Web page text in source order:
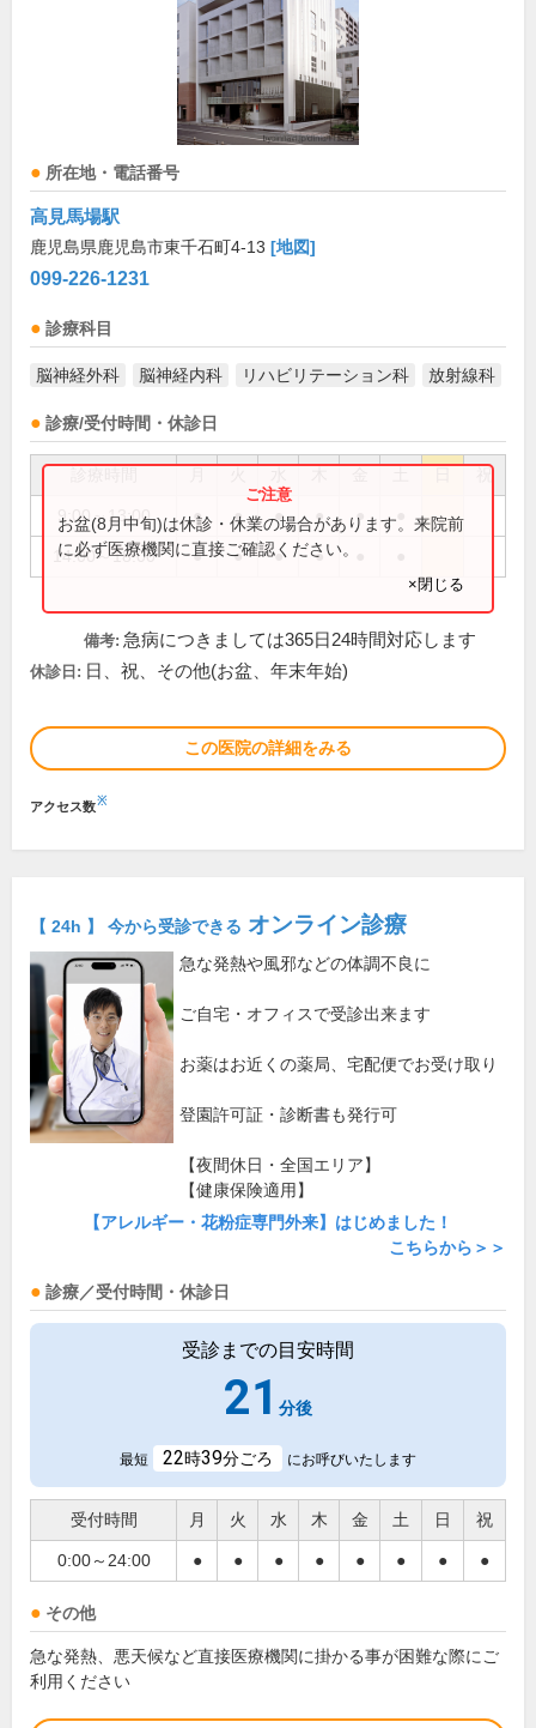
所在地・電話番号
高見馬場駅
鹿児島県鹿児島市東千石町4-13 [地図]
099-226-1231
診療科目
脳神経外科 脳神経内科 リハビリテーション科 放射線科
診療/受付時間・休診日
祝
9:00～13:00 ● ● ● ● ●
14:00～18:00 ● ● ● ●
お盆(8月中旬)は休診・休業の場合があります。来院前
に必ず医療機関に直接ご確認ください。
×閉じる
備考: 急病につきましては365日24時間対応します
休診日: 日、祝、その他(お盆、年末年始)
この医院の詳細をみる
アクセス数※
【 24h 】 今から受診できる オンライン診療
急な発熱や風邪などの体調不良に
ご自宅・オフィスで受診出来ます
お薬はお近くの薬局、宅配便でお受け取り
登園許可証・診断書も発行可
【夜間休日・全国エリア】
【健康保険適用】
【アレルギー・花粉症専門外来】はじめました！
こちらから＞＞
診療／受付時間・休診日
受診までの目安時間
21 分後
最短 22時39分ごろ にお呼びいたします
受付時間 月 火 水 木 金 土 日 祝
0:00～24:00 ● ● ● ● ● ● ● ●
その他
急な発熱、悪天候など直接医療機関に掛かる事が困難な際にご
利用ください